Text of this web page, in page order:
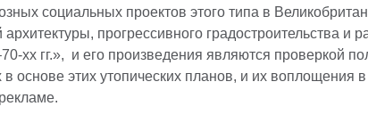
социальных проектов этого типа в
архитектуры, прогрессивного градостроительства и
хх гг.», и его произведения являются проверкой
основе этих утопических планов, и их воплощения